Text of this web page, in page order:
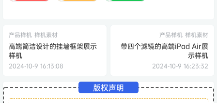
产品样机 样机素材
高端简洁设计的挂墙框架展示
样机
2024-10-9 16:13:08
产品样机 样机素材
带四个滤镜的高端iPad Air展
示样机
2024-10-9 16:23:32
版权声明